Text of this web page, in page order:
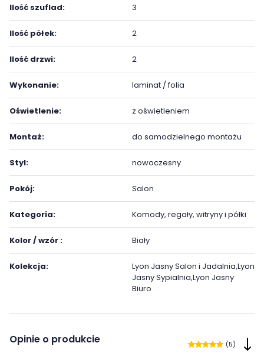
Ilość szuflad: 3
Ilość półek: 2
Ilość drzwi: 2
Wykonanie: laminat / folia
Oświetlenie: z oświetleniem
Montaż: do samodzielnego montażu
Styl: nowoczesny
Pokój: Salon
Kategoria: Komody, regały, witryny i półki
Kolor / wzór : Biały
Kolekcja:
Lyon Jasny Salon i Jadalnia,Lyon
Jasny Sypialnia,Lyon Jasny
Biuro
Opinie o produkcie (5)